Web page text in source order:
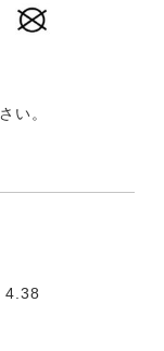
い。
4.38